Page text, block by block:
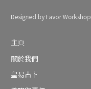
Designed by Favor Workshop
主頁
關於我們
皇易占卜